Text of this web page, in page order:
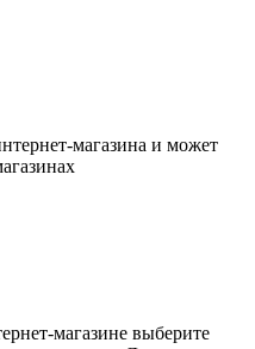
магазина и может
магазине выберите